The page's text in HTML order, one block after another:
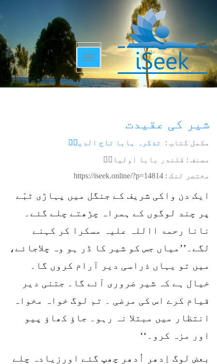
Toggle
navigation
شیر کی عقیدت
مکمل کتاب : تذکرہ بابا تاج الدینؒ
مصنف : قلندر بابا اولیاءؒ
مختصر لنک : https://iseek.online/?p=14814
ایک دن واکی شریف کے جنگل میں پہاڑی ٹبّے
پر چند لوگوں کے ہمراہ چڑھتے چلے گئے۔
نانا رحمۃ االلہ علیہ مسکرا کر کہنے
لگے۔’’میاں جس کو شیر کا ڈر ہو وہ چلاجائے،
میں تو یہاں ذراسی دیر آرام کروں گا۔
خیال ہے کہ شیر ضروری آئے گا۔ جتنی دیر
قیام کرے اس کی مرضی ۔ تم لوگ خواہ مخواہ
انتظار میں مبتلا نہ رہو۔ جاؤ کھاؤ پیو
اور مزہ کرو۔‘‘
بعض لوگ اِدھر اُدھر چھپ گئے اورزیادہ چلے